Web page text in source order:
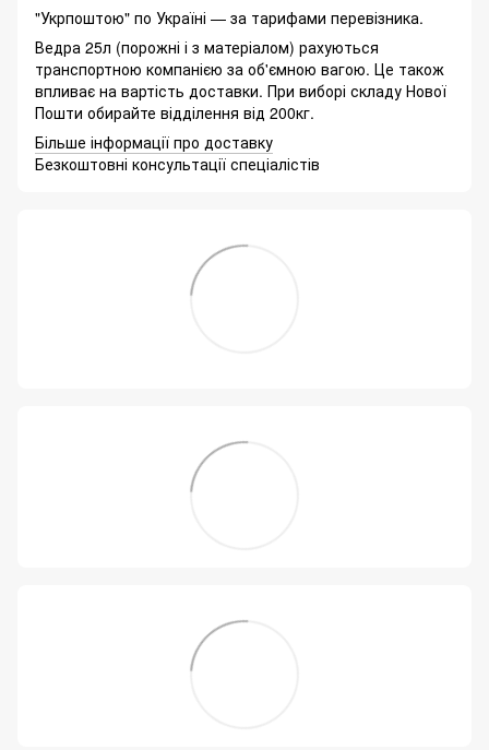
"Укрпоштою" по Україні — за тарифами перевізника.
Ведра 25л (порожні і з матеріалом) рахуються
транспортною компанією за об'ємною вагою. Це також
впливає на вартість доставки. При виборі складу Нової
Пошти обирайте відділення від 200кг.
Більше інформації про доставку
Безкоштовні консультації спеціалістів